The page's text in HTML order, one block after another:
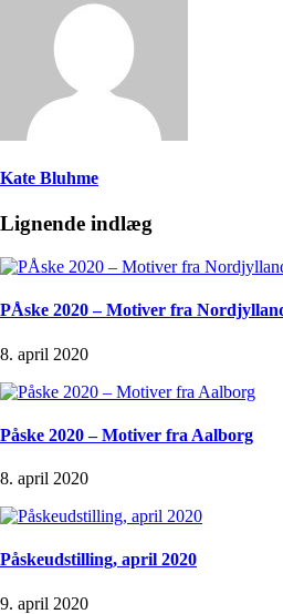
Kate Bluhme
Lignende indlæg
PÅske 2020 – Motiver fra
8. april 2020
Påske 2020 – Motiver fra Aalborg
8. april 2020
Påskeudstilling, april 2020
9. april 2020